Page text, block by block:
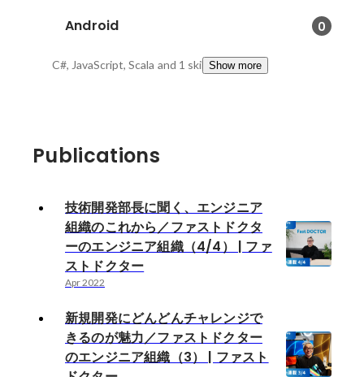
Android 0
C#, JavaScript, Scala and 1 skillsShow more
Publications
技術開発部長に聞く、エンジニア
組織のこれから／ファストドクタ
ーのエンジニア組織（4/4） | ファ
ストドクター
Apr 2022
新規開発にどんどんチャレンジで
きるのが魅力／ファストドクター
のエンジニア組織（3） | ファスト